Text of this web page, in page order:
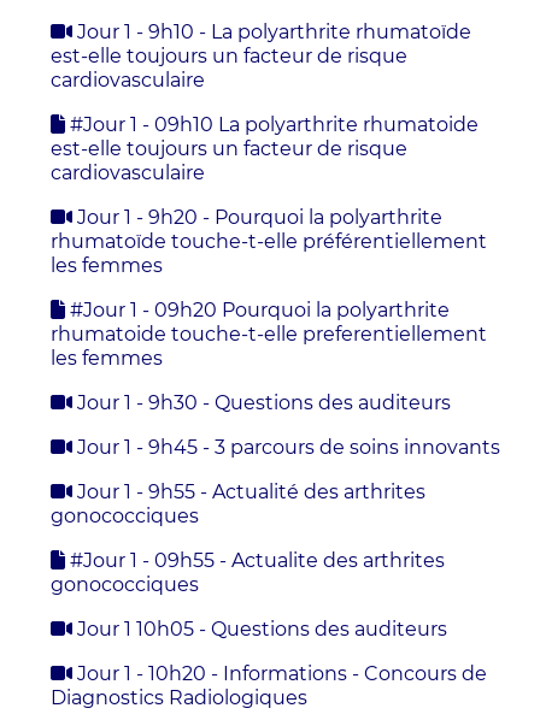
Jour 1 - 9h10 - La polyarthrite rhumatoïde
est-elle toujours un facteur de risque
cardiovasculaire
#Jour 1 - 09h10 La polyarthrite rhumatoide
est-elle toujours un facteur de risque
cardiovasculaire
Jour 1 - 9h20 - Pourquoi la polyarthrite
rhumatoïde touche-t-elle préférentiellement
les femmes
#Jour 1 - 09h20 Pourquoi la polyarthrite
rhumatoide touche-t-elle preferentiellement
les femmes
Jour 1 - 9h30 - Questions des auditeurs
Jour 1 - 9h45 - 3 parcours de soins innovants
Jour 1 - 9h55 - Actualité des arthrites
gonococciques
#Jour 1 - 09h55 - Actualite des arthrites
gonococciques
Jour 1 10h05 - Questions des auditeurs
Jour 1 - 10h20 - Informations - Concours de
Diagnostics Radiologiques